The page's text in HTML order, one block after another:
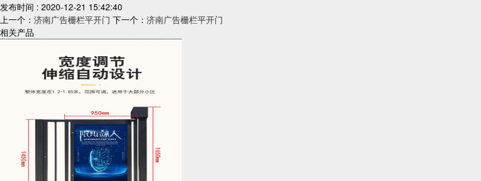
发布时间 : 2020-12-21 15:42:40
上一个： 济南广告栅栏平开门 下一个： 济南广告栅栏平开门
相关产品